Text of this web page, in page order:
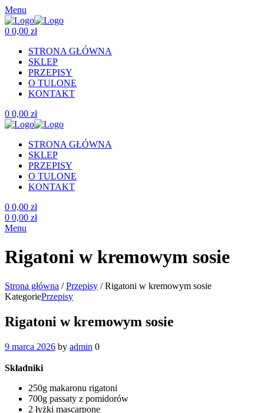
Menu
0 0,00 zł
STRONA GŁÓWNA
SKLEP
PRZEPISY
O TULONE
KONTAKT
0 0,00 zł
STRONA GŁÓWNA
SKLEP
PRZEPISY
O TULONE
KONTAKT
0 0,00 zł
0 0,00 zł
Menu
Rigatoni w kremowym sosie
Strona główna /Przepisy /Rigatoni w kremowym sosie
KategoriePrzepisy
Rigatoni w kremowym sosie
9 marca 2026 by admin 0
Składniki
250g makaronu rigatoni
700g passaty z pomidorów
2 łyżki mascarpone